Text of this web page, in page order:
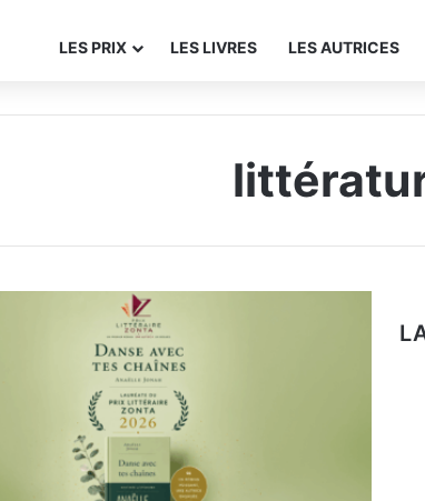
LES PRIX LES LIVRES LES AUTRICES